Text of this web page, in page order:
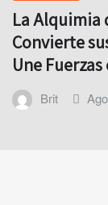
La Alquimia
Convierte
Une
Brit